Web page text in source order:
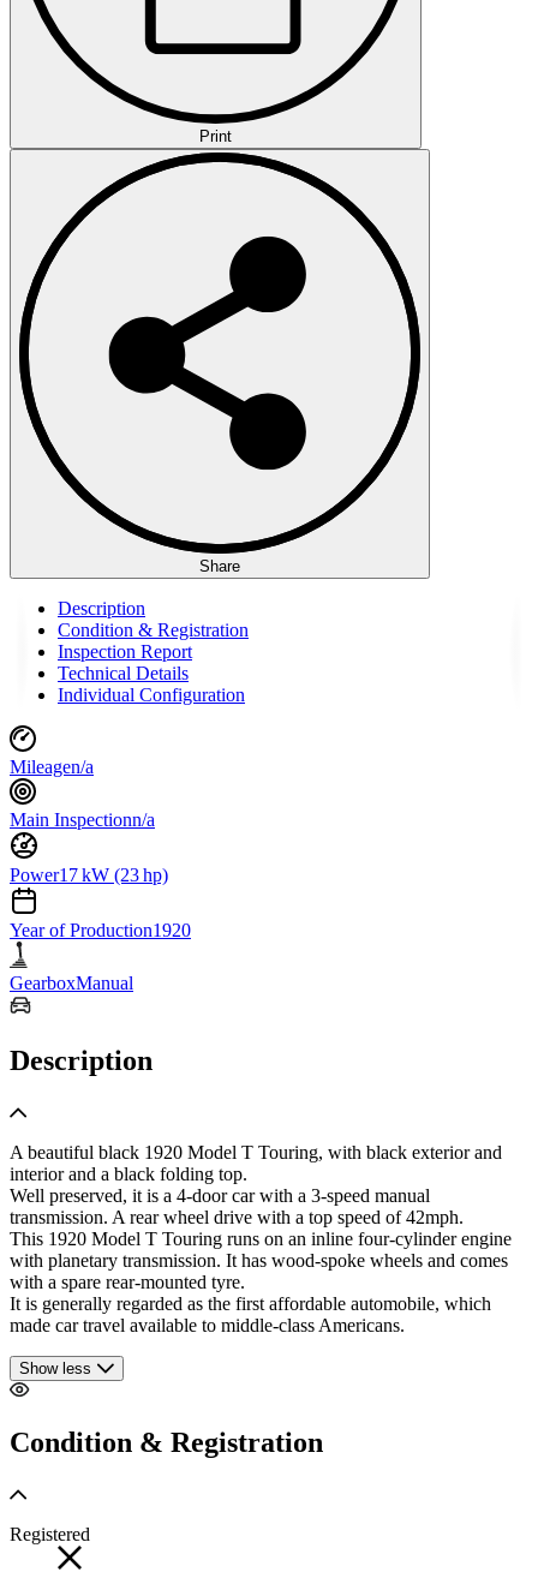
Print
Share
Description
Condition & Registration
Inspection Report
Technical Details
Individual Configuration
Mileagen/a
Main Inspectionn/a
Power17 kW (23 hp)
Year of Production1920
GearboxManual
Description
A beautiful black 1920 Model T Touring, with black exterior and
interior and a black folding top.
Well preserved, it is a 4-door car with a 3-speed manual
transmission. A rear wheel drive with a top speed of 42mph.
This 1920 Model T Touring runs on an inline four-cylinder engine
with planetary transmission. It has wood-spoke wheels and comes
with a spare rear-mounted tyre.
It is generally regarded as the first affordable automobile, which
made car travel available to middle-class Americans.
Show less
Condition & Registration
Registered